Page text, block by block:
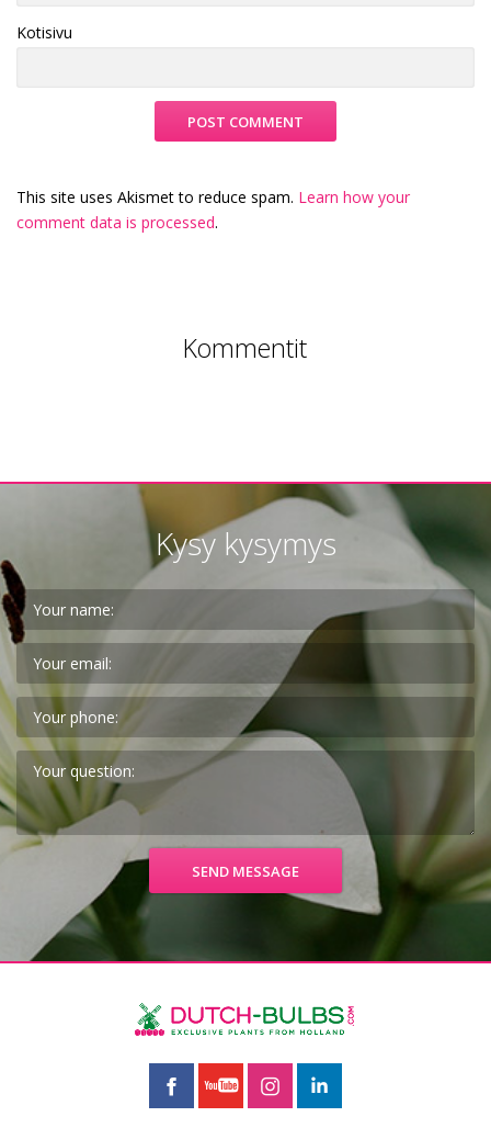
Kotisivu
This site uses Akismet to reduce spam. Learn how your
comment data is processed.
Kommentit
Kysy kysymys